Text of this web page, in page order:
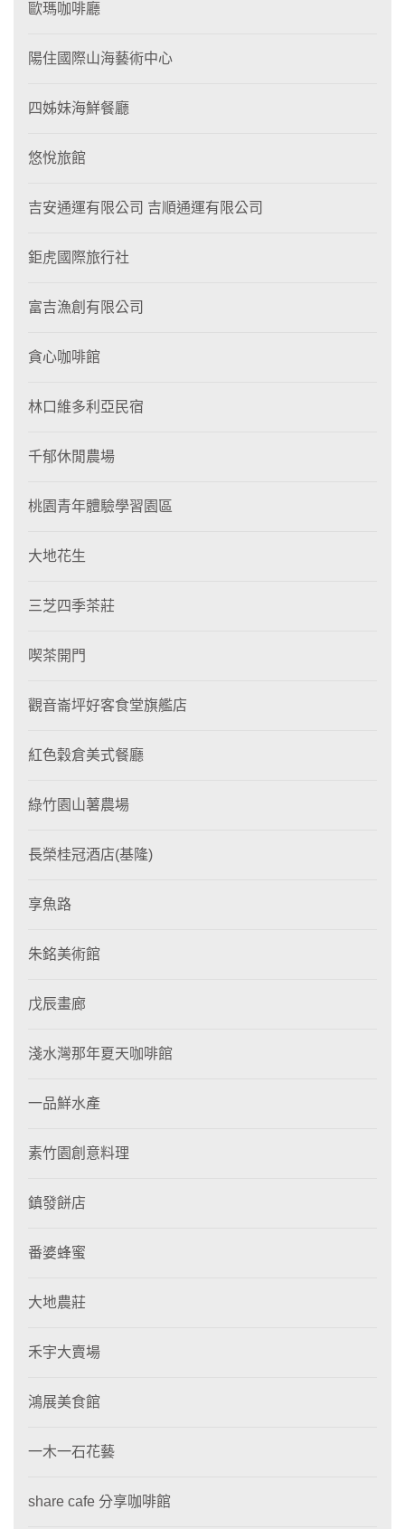
歐瑪咖啡廳
陽住國際山海藝術中心
四姊妹海鮮餐廳
悠悅旅館
吉安通運有限公司 吉順通運有限公司
鉅虎國際旅行社
富吉漁創有限公司
貪心咖啡館
林口維多利亞民宿
千郁休閒農場
桃園青年體驗學習園區
大地花生
三芝四季茶莊
喫茶開門
觀音崙坪好客食堂旗艦店
紅色穀倉美式餐廳
綠竹園山薯農場
長榮桂冠酒店(基隆)
享魚路
朱銘美術館
戊辰畫廊
淺水灣那年夏天咖啡館
一品鮮水產
素竹園創意料理
鎮發餅店
番婆蜂蜜
大地農莊
禾宇大賣場
鴻展美食館
一木一石花藝
share cafe 分享咖啡館